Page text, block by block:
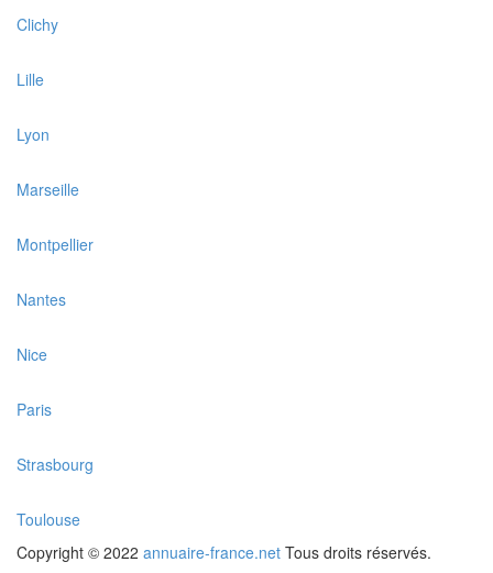
Clichy
Lille
Lyon
Marseille
Montpellier
Nantes
Nice
Paris
Strasbourg
Toulouse
Copyright © 2022 annuaire-france.net Tous droits réservés.